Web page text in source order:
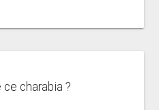
charabia ?